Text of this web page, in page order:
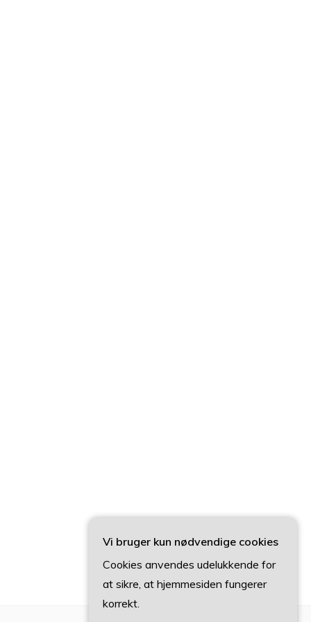
Vi bruger kun nødvendige cookies
Cookies anvendes udelukkende for
at sikre, at hjemmesiden fungerer
korrekt.